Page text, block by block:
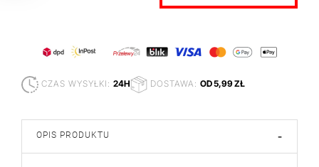
CZAS WYSYŁKI: 24H DOSTAWA: OD 5,99 ZŁ
OPIS PRODUKTU -